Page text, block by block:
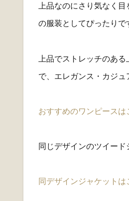
上品なのにさり気なく
の服装としてぴったりで
上品でストレッチのあ
で、エレガンス・カジュ
おすすめのワンピースは
同じデザインのツイード
同デザインジャケットは